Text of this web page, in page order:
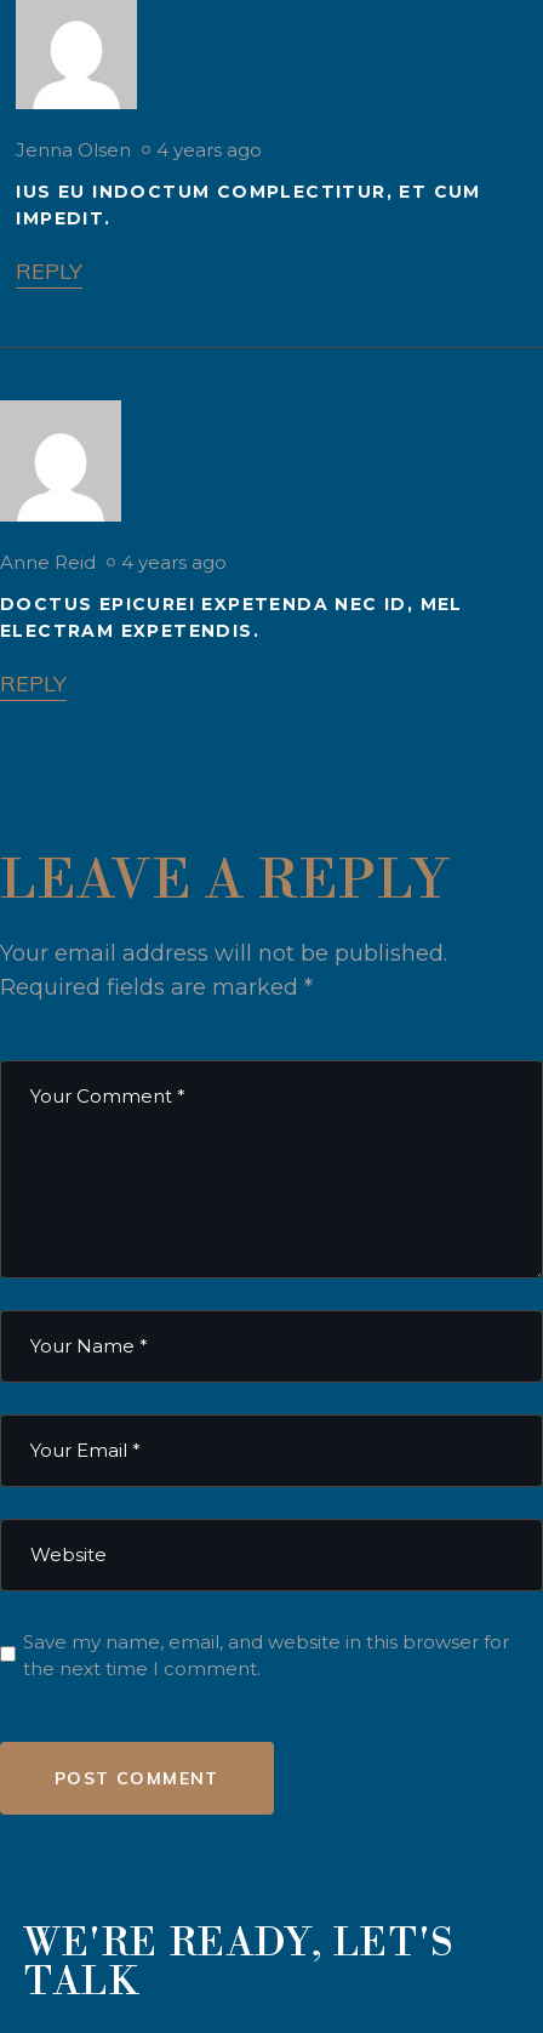
Jenna Olsen 4 years ago
IUS EU INDOCTUM COMPLECTITUR, ET CUM
IMPEDIT.
REPLY
Anne Reid 4 years ago
DOCTUS EPICUREI EXPETENDA NEC ID, MEL
ELECTRAM EXPETENDIS.
REPLY
LEAVE A REPLY
Your email address will not be published.
Required fields are marked *
Save my name, email, and website in this browser for
the next time I comment.
POST COMMENT
WE'RE READY, LET'S
TALK